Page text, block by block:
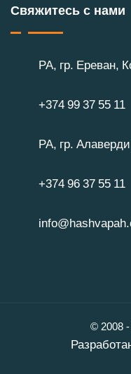
Свяжитесь с нами
РА, гр. Ереван,
+374 99 37 55 11
РА, гр.
+374 96 37 55 11
© 2008